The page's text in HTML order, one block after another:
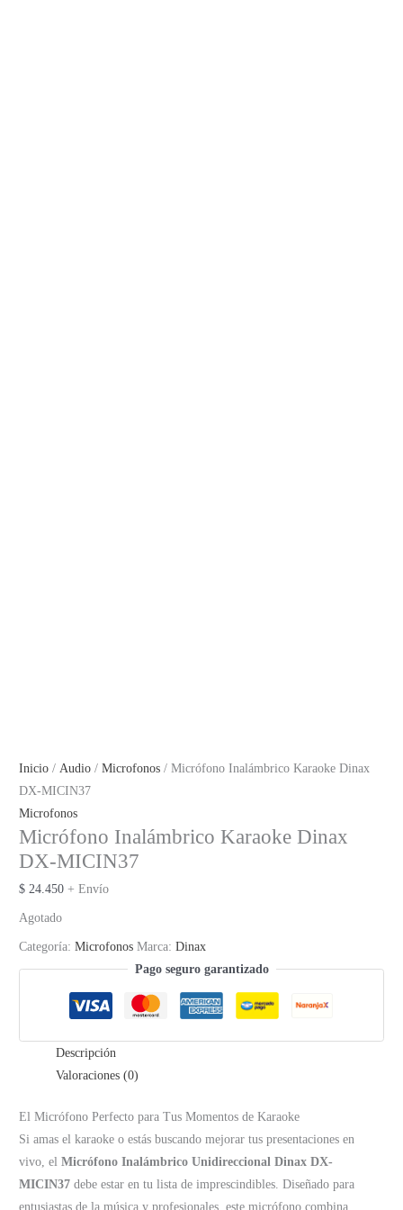
Inicio /Audio /Microfonos / Micrófono Inalámbrico Karaoke Dinax
DX-MICIN37
Microfonos
Micrófono Inalámbrico Karaoke Dinax
DX-MICIN37
$ 24.450 + Envío
Agotado
Categoría:Microfonos Marca:Dinax
Pago seguro garantizado
Descripción
Valoraciones (0)
El Micrófono Perfecto para Tus Momentos de Karaoke
Si amas el karaoke o estás buscando mejorar tus presentaciones en
vivo, elMicrófono Inalámbrico Unidireccional Dinax DX-
MICIN37 debe estar en tu lista de imprescindibles. Diseñado para
entusiastas de la música y profesionales, este micrófono combina